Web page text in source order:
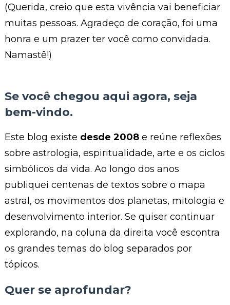
(Querida, creio que esta vivência vai beneficiar
muitas pessoas. Agradeço de coração, foi uma
honra e um prazer ter você como convidada.
Namastê!)
Se você chegou aqui agora, seja
bem-vindo.
Este blog existe desde 2008e reúne reflexões
sobre astrologia, espiritualidade, arte e os ciclos
simbólicos da vida. Ao longo dos anos
publiquei centenas de textos sobre o mapa
astral, os movimentos dos planetas, mitologia e
desenvolvimento interior. Se quiser continuar
explorando, na coluna da direita você escontra
os grandes temas do blog separados por
tópicos.
Quer se aprofundar?